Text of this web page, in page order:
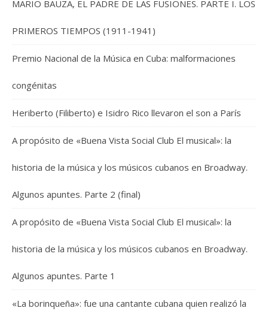
MARIO BAUZA, EL PADRE DE LAS FUSIONES. PARTE I. LOS
PRIMEROS TIEMPOS (1911-1941)
Premio Nacional de la Música en Cuba: malformaciones
congénitas
Heriberto (Filiberto) e Isidro Rico llevaron el son a París
A propósito de «Buena Vista Social Club El musical»: la
historia de la música y los músicos cubanos en Broadway.
Algunos apuntes. Parte 2 (final)
A propósito de «Buena Vista Social Club El musical»: la
historia de la música y los músicos cubanos en Broadway.
Algunos apuntes. Parte 1
«La borinqueña»: fue una cantante cubana quien realizó la